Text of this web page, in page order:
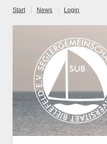
Start News Login